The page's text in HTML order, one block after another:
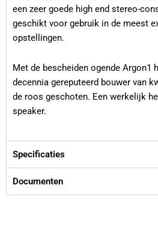
een zeer goede high end stereo-
geschikt voor gebruik in de meest
opstellingen.
Met de bescheiden ogende Argon1
decennia gereputeerd bouwer van
de roos geschoten. Een werkelijk
speaker.
Specificaties
Documenten